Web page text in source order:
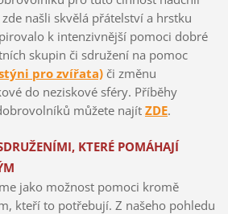
našli skvělá přátelství a hrstku
k intenzivnější pomoci dobré
skupin či sdružení na pomoc
pro zvířata)či změnu
do neziskové sféry. Příběhy
můžete najítZDE.
KTERÉ POMÁHAJÍ
jako možnost pomoci kromě
kteří to potřebují. Z našeho pohledu